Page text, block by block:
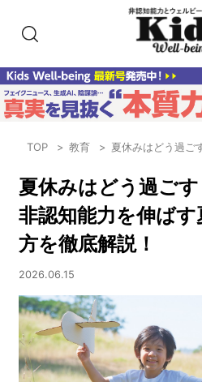
TOP 教育 夏休みはどう過ご
夏休みはどう過ご
非認知能力を伸ば
方を徹底解説！
2026.06.15